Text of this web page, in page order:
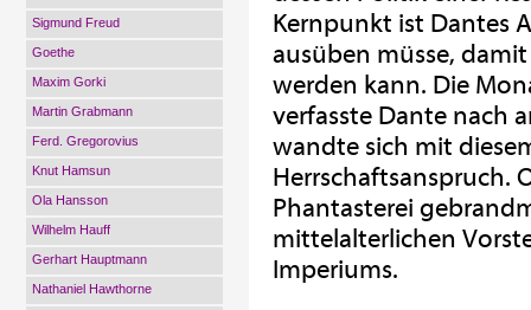
Sigmund Freud
Goethe
Maxim Gorki
Martin Grabmann
Ferd. Gregorovius
Knut Hamsun
Ola Hansson
Wilhelm Hauff
Gerhart Hauptmann
Nathaniel Hawthorne
Kernpunkt ist Dantes
ausüben müsse,
werden kann. Die
verfasste Dante nach
wandte sich mit
Herrschaftsanspruch.
Phantasterei
mittelalterlichen
Imperiums.